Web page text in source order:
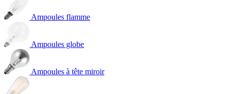
Ampoules flamme
Ampoules globe
Ampoules à tête miroir